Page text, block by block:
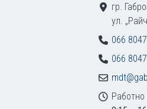
гр.
ул.
066
066